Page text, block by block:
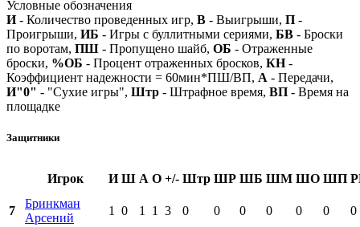
Условные обозначения
И- Количество проведенных игр, В - Выигрыши, П -
Проигрыши, ИБ - Игры с буллитными сериями, БВ - Броски
по воротам, ПШ - Пропущено шайб, ОБ - Отраженные
броски, %ОБ - Процент отраженных бросков, КН-
Коэффициент надежности = 60мин*ПШ/ВП, А - Передачи,
И"0" - "Сухие игры", Штр - Штрафное время, ВП - Время на
площадке
Защитники
Игрок И Ш А О +/- Штр ШР ШБ ШМ ШО ШП
7
Бринкман
Арсений
1 0 1 1 3 0 0 0 0 0 0 0